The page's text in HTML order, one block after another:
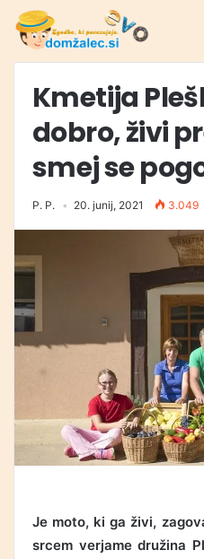
Kmetija
dobro, živi
smej se
P. P. 20. junij, 2021 3.049
Je moto, ki ga živi,
srcem verjame družina